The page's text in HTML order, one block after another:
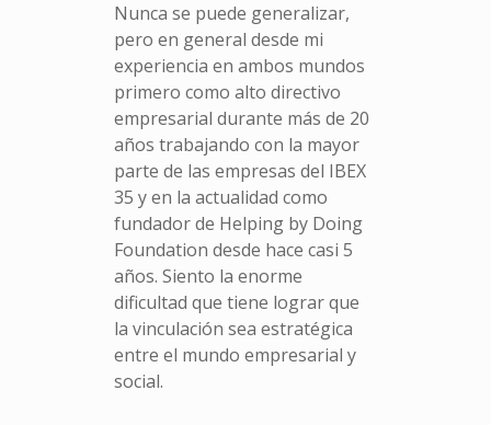
Nunca se puede generalizar,
pero en general desde mi
experiencia en ambos mundos
primero como alto directivo
empresarial durante más de 20
años trabajando con la mayor
parte de las empresas del IBEX
35 y en la actualidad como
fundador de Helping by Doing
Foundation desde hace casi 5
años. Siento la enorme
dificultad que tiene lograr que
la vinculación sea estratégica
entre el mundo empresarial y
social.